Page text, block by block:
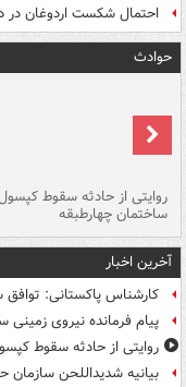
احتمال شکست اردوغان در
حوادث
روایتی از حادثه سقوط کپسول
ساختمان چهارطبقه
آخرین اخبار
کارشناس پاکستانی:
پیام فرمانده نیروی زمینی
روایتی از حادثه سقوط
بیانیه شدیداللحن